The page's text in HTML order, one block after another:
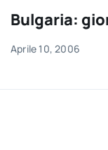
Bulgaria:
Aprile 10, 2006